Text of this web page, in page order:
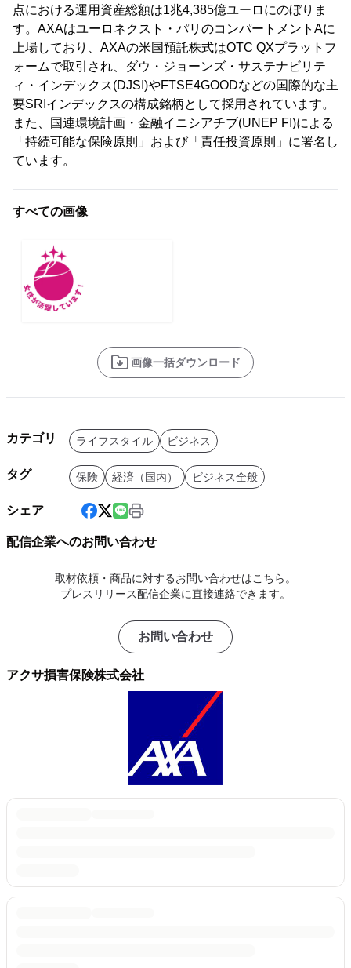
点における運用資産総額は1兆4,385億ユーロにのぼりま
す。AXAはユーロネクスト・パリのコンパートメントAに
上場しており、AXAの米国預託株式はOTC QXプラットフ
ォームで取引され、ダウ・ジョーンズ・サステナビリテ
ィ・インデックス(DJSI)やFTSE4GOODなどの国際的な主
要SRIインデックスの構成銘柄として採用されています。
また、国連環境計画・金融イニシアチブ(UNEP FI)による
「持続可能な保険原則」および「責任投資原則」に署名し
ています。
すべての画像
画像一括ダウンロード
カテゴリ ライフスタイル ビジネス
タグ 保険 経済（国内） ビジネス全般
シェア
配信企業へのお問い合わせ
取材依頼・商品に対するお問い合わせはこちら。
プレスリリース配信企業に直接連絡できます。
お問い合わせ
アクサ損害保険株式会社